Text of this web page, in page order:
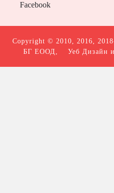
Facebook
Copyright © 2010, 2016,
БГ ЕООД , Уеб Дизайн и